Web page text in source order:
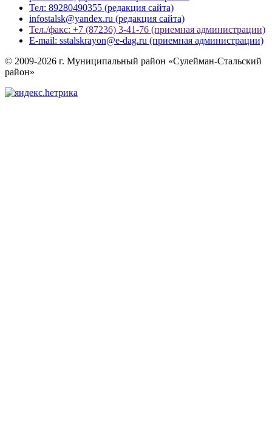
Тел: 89280490355 (редакция сайта)
infostalsk@yandex.ru (редакция сайта)
Тел./факс: +7 (87236) 3-41-76 (приемная администрации)
E-mail: sstalskrayon@e-dag.ru (приемная администрации)
© 2009-2026 г. Муниципальный район «Сулейман-Стальский
район»